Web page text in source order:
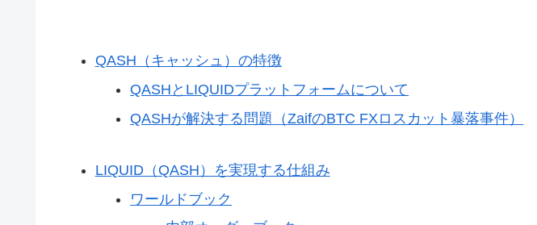
QASH（キャッシュ）の特徴
QASHとLIQUIDプラットフォームについて
QASHが解決する問題（ZaifのBTC FXロスカット暴落事件）
LIQUID（QASH）を実現する仕組み
ワールドブック